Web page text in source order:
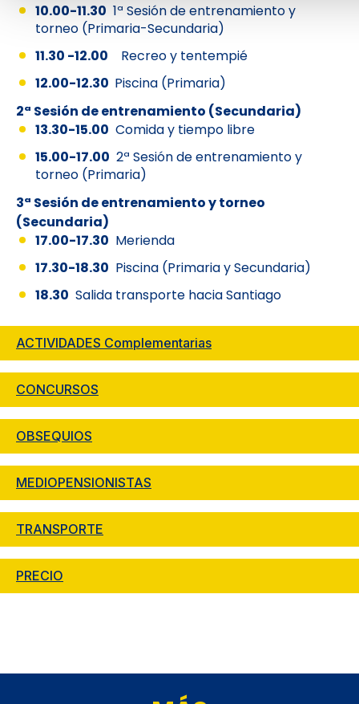
ACTIVIDADES Complementarias
CONCURSOS
OBSEQUIOS
MEDIOPENSIONISTAS
TRANSPORTE
PRECIO
10.00-11.30 1ª Sesión de entrenamiento y
torneo (Primaria-Secundaria)
11.30 -12.00 Recreo y tentempié
12.00-12.30 Piscina (Primaria)
2ª Sesión de entrenamiento (Secundaria)
13.30-15.00 Comida y tiempo libre
15.00-17.00 2ª Sesión de entrenamiento y
torneo (Primaria)
3ª Sesión de entrenamiento y torneo
(Secundaria)
17.00-17.30 Merienda
17.30-18.30 Piscina (Primaria y Secundaria)
18.30 Salida transporte hacia Santiago